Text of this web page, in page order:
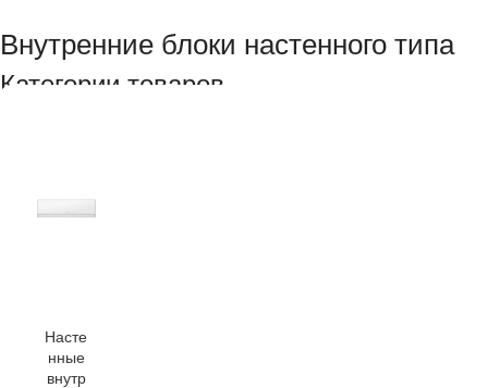
Внутренние блоки настенного типа
Категории товаров
Насте
нные
внутр